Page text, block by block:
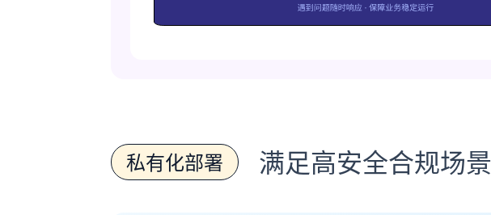
私有化部署 满足高安全合规场景